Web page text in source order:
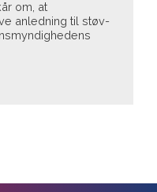
om, at
anledning til støv-